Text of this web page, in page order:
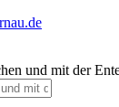
und mit der